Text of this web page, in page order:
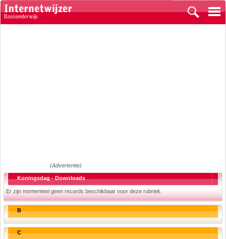
(Advertentie)
Koningsdag - Downloads
Er zijn momenteel geen records beschikbaar voor deze rubriek.
B
C